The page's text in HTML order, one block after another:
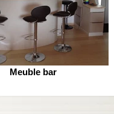
Meuble bar